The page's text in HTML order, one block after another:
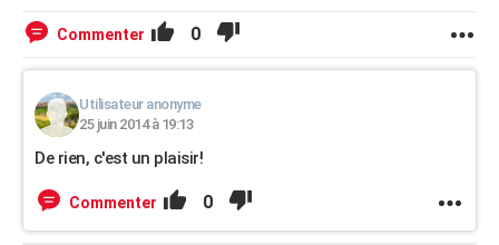
Commenter 0
Utilisateur anonyme
25 juin 2014 à 19:13
De rien, c'est un plaisir!
Commenter 0